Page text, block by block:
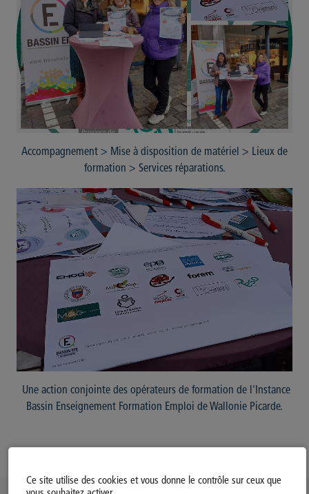
Ce site utilise des cookies et vous donne le contrôle sur ceux que
Accompagnement > Mise à disposition de matériel > Lieux de
formation > Services réparations.
Une action conjointe des opérateurs de formation de l'Instance
Bassin Enseignement Formation Emploi de Wallonie Picarde.